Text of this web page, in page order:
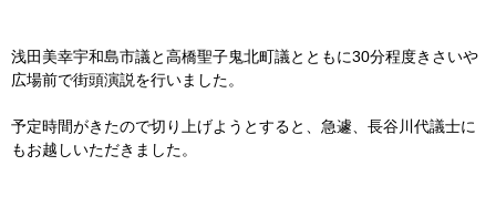
浅田美幸宇和島市議と高橋聖子鬼北町議とともに30分程度きさいや
広場前で街頭演説を行いました。
予定時間がきたので切り上げようとすると、急遽、長谷川代議士に
もお越しいただきました。